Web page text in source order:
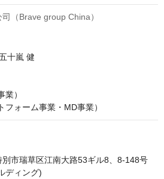
（Brave group China）
十嵐 健
）
フォーム事業・MD事業）
別市瑞草区江南大路53ギル8、8-148号
ディング)